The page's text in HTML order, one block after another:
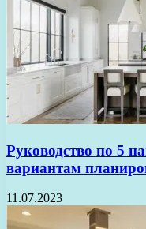
Руководство по 5
вариантам
11.07.2023